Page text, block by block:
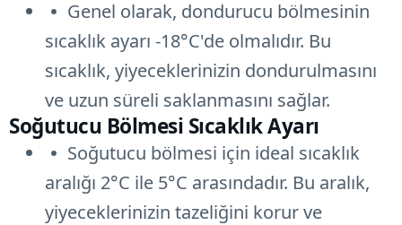
Genel olarak, dondurucu bölmesinin
sıcaklık ayarı -18°C'de olmalıdır. Bu
sıcaklık, yiyeceklerinizin dondurulmasını
ve uzun süreli saklanmasını sağlar.
Soğutucu Bölmesi Sıcaklık Ayarı
Soğutucu bölmesi için ideal sıcaklık
aralığı 2°C ile 5°C arasındadır. Bu aralık,
yiyeceklerinizin tazeliğini korur ve